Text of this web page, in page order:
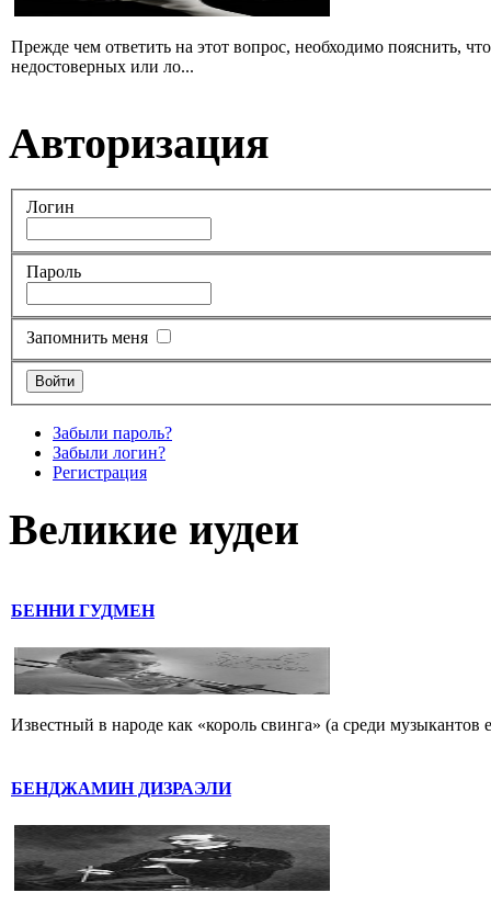
Прежде чем ответить на этот вопрос, необходимо пояснить,
недостоверных или ло...
Авторизация
Логин
Пароль
Запомнить меня
Забыли пароль?
Забыли логин?
Регистрация
Великие иудеи
БЕННИ ГУДМЕН
Известный в народе как «король свинга» (а среди
БЕНДЖАМИН ДИЗРАЭЛИ